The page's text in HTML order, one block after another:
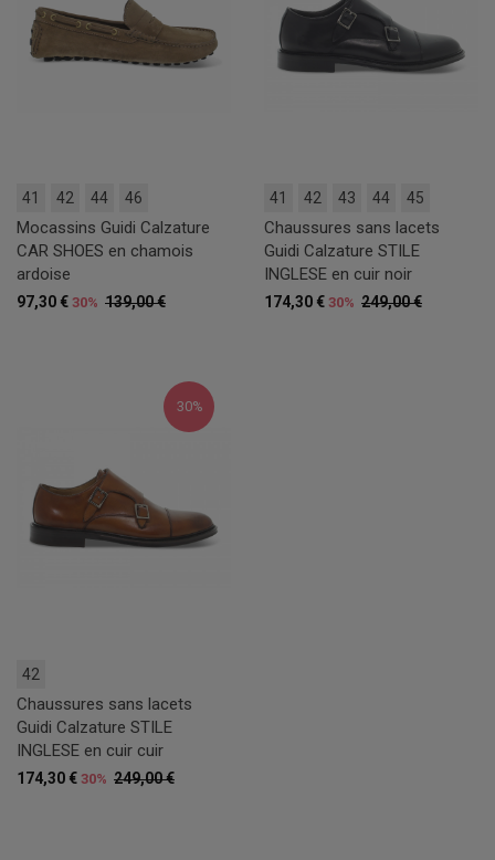
41 42 44 46
Mocassins Guidi Calzature
CAR SHOES en chamois
ardoise
139,00 €
97,30 € 30%
41 42 43 44 45
Chaussures sans lacets
Guidi Calzature STILE
INGLESE en cuir noir
249,00 €
174,30 € 30%
30%
42
Chaussures sans lacets
Guidi Calzature STILE
INGLESE en cuir cuir
249,00 €
174,30 € 30%